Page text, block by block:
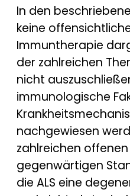
In den
keine
Immuntherapie
der zahlreichen
nicht
immunologische
nachgewiesen
zahlreichen
gegenwärtigen
die ALS eine